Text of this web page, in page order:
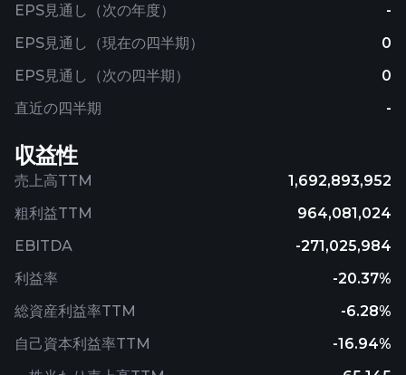
EPS見通し（次の年度）
-
EPS見通し（現在の四半期）
0
EPS見通し（次の四半期）
0
直近の四半期
-
収益性
売上高TTM
1,692,893,952
粗利益TTM
964,081,024
EBITDA
-271,025,984
利益率
-20.37%
総資産利益率TTM
-6.28%
自己資本利益率TTM
-16.94%